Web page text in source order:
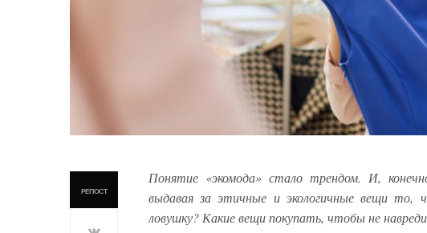
РЕПОСТ
Понятие «экомода» стало трендом. И,
выдавая за этичные и экологичные вещи
ловушку? Какие вещи покупать, чтобы не